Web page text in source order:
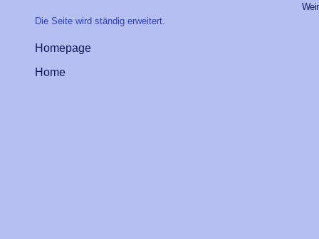
Die Seite wird ständig erweitert.
Homepage
Home